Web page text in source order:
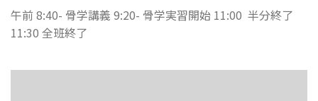
午前 8:40- 骨学講義 9:20- 骨学実習開始 11:00 半分終了
11:30 全班終了